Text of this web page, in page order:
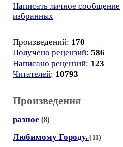
Написать личное сообщение
избранных
Произведений: 170
Получено рецензий: 586
Написано рецензий: 123
Читателей: 10793
Произведения
разное (8)
Любимому Городу. (11)